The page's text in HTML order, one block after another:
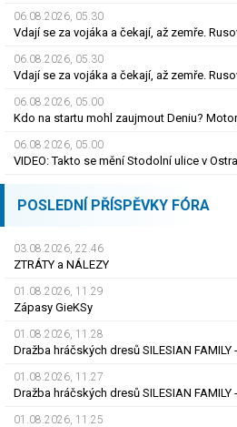
06.08.2026, 05.30
06.08.2026, 05.30
06.08.2026, 05.00
06.08.2026, 05.00
POSLEDNÍ PŘÍSPĚVKY FÓRA
03.08.2026, 22.46
ZTRÁTY a NÁLEZY
01.08.2026, 11.29
Zápasy GieKSy
01.08.2026, 11.28
Dražba hráčských dresů SILESIAN FAMILY
01.08.2026, 11.27
Dražba hráčských dresů SILESIAN FAMILY
01.08.2026, 11.25